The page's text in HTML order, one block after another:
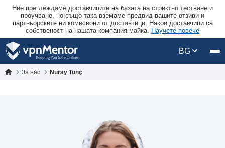
Ние преглеждаме доставчиците на базата на стриктно тестване и
проучване, но също така вземаме предвид вашите отзиви и
партньорските ни комисиони от доставчици. Някои доставчици са
собственост на нашата компания майка. Научете повече
BG
За нас Nuray Tunç